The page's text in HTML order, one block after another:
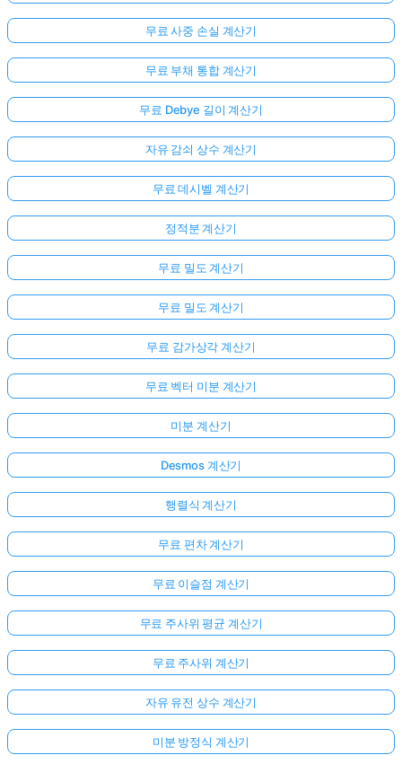
무료 사중 손실 계산기
무료 부채 통합 계산기
무료 Debye 길이 계산기
자유 감쇠 상수 계산기
무료 데시벨 계산기
정적분 계산기
무료 밀도 계산기
무료 밀도 계산기
무료 감가상각 계산기
무료 벡터 미분 계산기
미분 계산기
Desmos 계산기
행렬식 계산기
무료 편차 계산기
무료 이슬점 계산기
무료 주사위 평균 계산기
무료 주사위 계산기
자유 유전 상수 계산기
미분 방정식 계산기